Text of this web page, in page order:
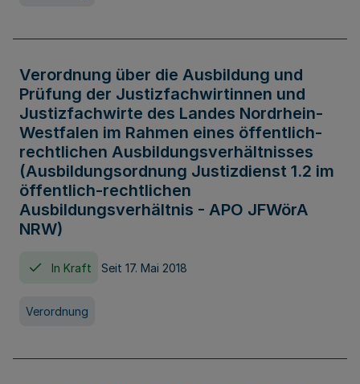
Verordnung über die Ausbildung und
Prüfung der Justizfachwirtinnen und
Justizfachwirte des Landes Nordrhein-
Westfalen im Rahmen eines öffentlich-
rechtlichen Ausbildungsverhältnisses
(Ausbildungsordnung Justizdienst 1.2 im
öffentlich-rechtlichen
Ausbildungsverhältnis - APO JFWörA
NRW)
In Kraft Seit 17. Mai 2018
Verordnung